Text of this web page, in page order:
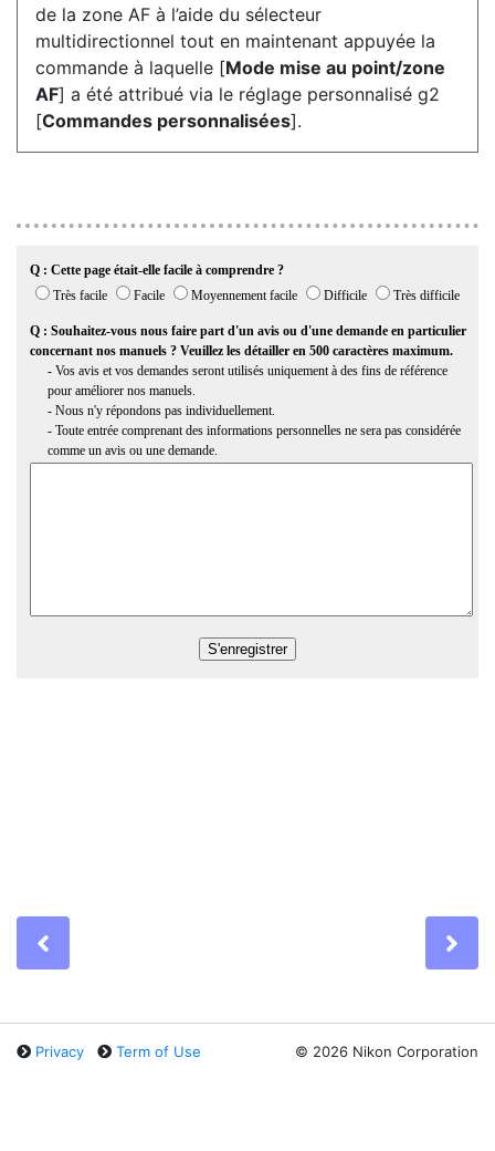
de la zone AF à l’aide du sélecteur
multidirectionnel tout en maintenant appuyée la
commande à laquelle [Mode mise au point/zone
AF] a été attribué via le réglage personnalisé g2
[Commandes personnalisées].
Privacy Term of Use © 2026 Nikon Corporation